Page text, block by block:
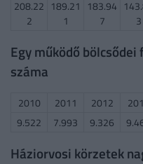
208.22
2
189.21
1
183.94
7
3
Egy működő
száma
2010 2011 2012
9.522
7.993 9.326
Háziorvosi körzetek